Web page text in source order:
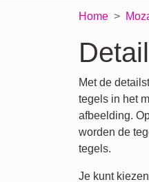
Home
Met de
tegels in het
afbeelding.
worden de
tegels.
Je kunt